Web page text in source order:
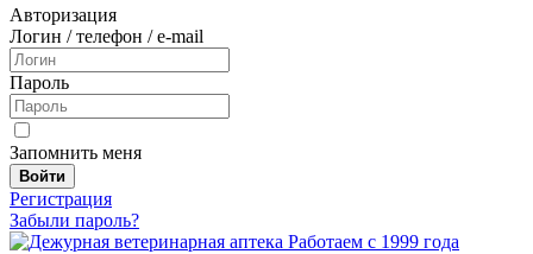
Авторизация
Логин / телефон / e-mail
Пароль
Запомнить меня
Войти
Регистрация
Забыли пароль?
Работаем с 1999 года